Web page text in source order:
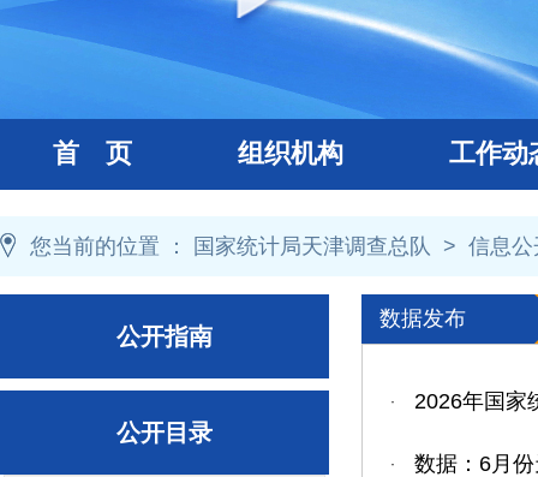
首 页 组织机构 工作动
您当前的位置 ： 国家统计局天津调查总队 > 信息公
公开指南
公开目录
数据发布
· 2026年国家
· 数据：6月